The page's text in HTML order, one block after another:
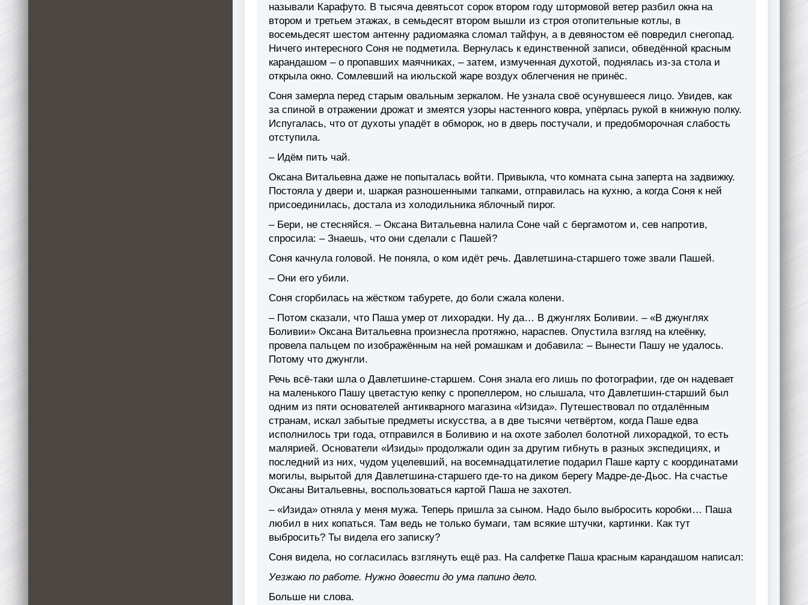
называли Карафуто. В тысяча девятьсот сорок втором году штормовой ветер разбил окна на
втором и третьем этажах, в семьдесят втором вышли из строя отопительные котлы, в
восемьдесят шестом антенну радиомаяка сломал тайфун, а в девяностом её повредил снегопад.
Ничего интересного Соня не подметила. Вернулась к единственной записи, обведённой красным
карандашом – о пропавших маячниках, – затем, измученная духотой, поднялась из-за стола и
открыла окно. Сомлевший на июльской жаре воздух облегчения не принёс.
Соня замерла перед старым овальным зеркалом. Не узнала своё осунувшееся лицо. Увидев, как
за спиной в отражении дрожат и змеятся узоры настенного ковра, упёрлась рукой в книжную полку.
Испугалась, что от духоты упадёт в обморок, но в дверь постучали, и предобморочная слабость
отступила.
– Идём пить чай.
Оксана Витальевна даже не попыталась войти. Привыкла, что комната сына заперта на задвижку.
Постояла у двери и, шаркая разношенными тапками, отправилась на кухню, а когда Соня к ней
присоединилась, достала из холодильника яблочный пирог.
– Бери, не стесняйся. – Оксана Витальевна налила Соне чай с бергамотом и, сев напротив,
спросила: – Знаешь, что они сделали с Пашей?
Соня качнула головой. Не поняла, о ком идёт речь. Давлетшина-старшего тоже звали Пашей.
– Они его убили.
Соня сгорбилась на жёстком табурете, до боли сжала колени.
– Потом сказали, что Паша умер от лихорадки. Ну да… В джунглях Боливии. – «В джунглях
Боливии» Оксана Витальевна произнесла протяжно, нараспев. Опустила взгляд на клеёнку,
провела пальцем по изображённым на ней ромашкам и добавила: – Вынести Пашу не удалось.
Потому что джунгли.
Речь всё-таки шла о Давлетшине-старшем. Соня знала его лишь по фотографии, где он надевает
на маленького Пашу цветастую кепку с пропеллером, но слышала, что Давлетшин-старший был
одним из пяти основателей антикварного магазина «Изида». Путешествовал по отдалённым
странам, искал забытые предметы искусства, а в две тысячи четвёртом, когда Паше едва
исполнилось три года, отправился в Боливию и на охоте заболел болотной лихорадкой, то есть
малярией. Основатели «Изиды» продолжали один за другим гибнуть в разных экспедициях, и
последний из них, чудом уцелевший, на восемнадцатилетие подарил Паше карту с координатами
могилы, вырытой для Давлетшина-старшего где-то на диком берегу Мадре-де-Дьос. На счастье
Оксаны Витальевны, воспользоваться картой Паша не захотел.
– «Изида» отняла у меня мужа. Теперь пришла за сыном. Надо было выбросить коробки… Паша
любил в них копаться. Там ведь не только бумаги, там всякие штучки, картинки. Как тут
выбросить? Ты видела его записку?
Соня видела, но согласилась взглянуть ещё раз. На салфетке Паша красным карандашом написал:
Уезжаю по работе. Нужно довести до ума папино дело.
Больше ни слова.